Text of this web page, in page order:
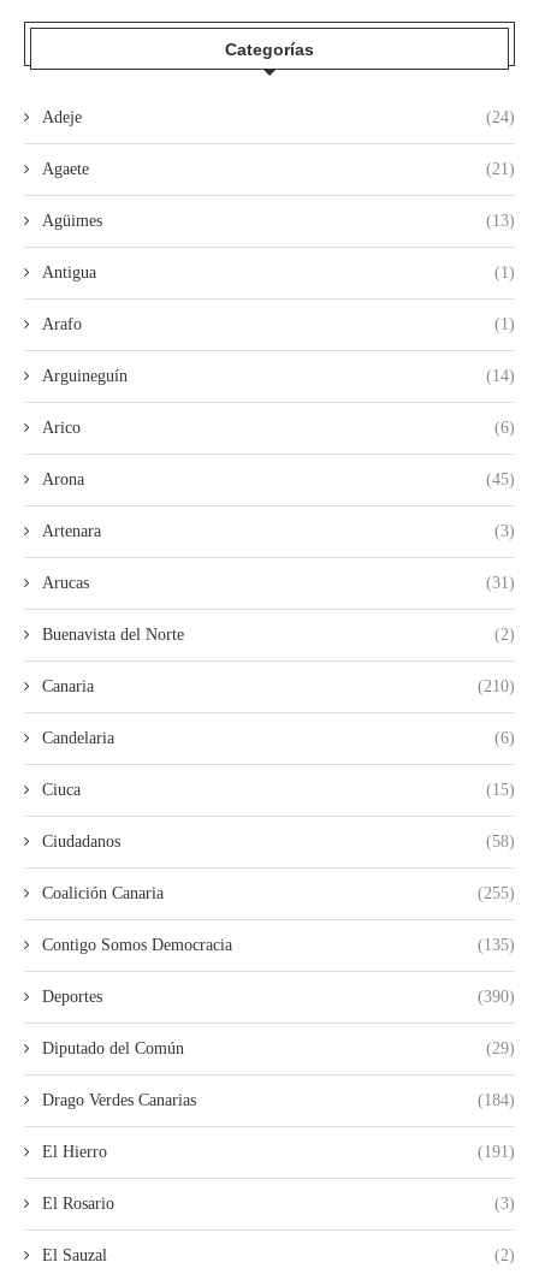
Categorías
Adeje (24)
Agaete (21)
Agüimes (13)
Antigua (1)
Arafo (1)
Arguineguín (14)
Arico (6)
Arona (45)
Artenara (3)
Arucas (31)
Buenavista del Norte (2)
Canaria (210)
Candelaria (6)
Ciuca (15)
Ciudadanos (58)
Coalición Canaria (255)
Contigo Somos Democracia (135)
Deportes (390)
Diputado del Común (29)
Drago Verdes Canarias (184)
El Hierro (191)
El Rosario (3)
El Sauzal (2)